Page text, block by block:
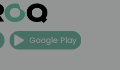
Google Play